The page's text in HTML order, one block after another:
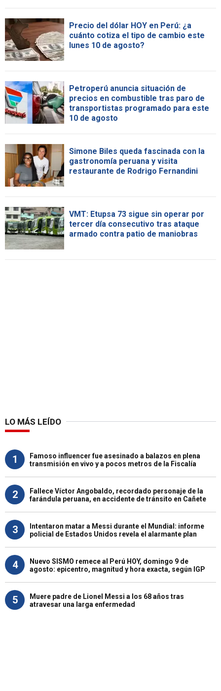
Precio del dólar HOY en Perú: ¿a
cuánto cotiza el tipo de cambio este
lunes 10 de agosto?
Petroperú anuncia situación de
precios en combustible tras paro de
transportistas programado para este
10 de agosto
Simone Biles queda fascinada con la
gastronomía peruana y visita
restaurante de Rodrigo Fernandini
VMT: Etupsa 73 sigue sin operar por
tercer día consecutivo tras ataque
armado contra patio de maniobras
LO MÁS LEÍDO
1
Famoso influencer fue asesinado a balazos en plena
transmisión en vivo y a pocos metros de la Fiscalía
2
Fallece Víctor Angobaldo, recordado personaje de la
farándula peruana, en accidente de tránsito en Cañete
3
Intentaron matar a Messi durante el Mundial: informe
policial de Estados Unidos revela el alarmante plan
4
Nuevo SISMO remece al Perú HOY, domingo 9 de
agosto: epicentro, magnitud y hora exacta, según IGP
5
Muere padre de Lionel Messi a los 68 años tras
atravesar una larga enfermedad